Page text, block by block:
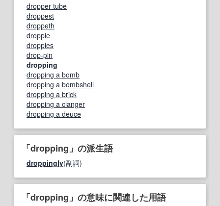
dropper tube
droppest
droppeth
droppie
droppies
drop-pin
dropping
dropping a bomb
dropping a bombshell
dropping a brick
dropping a clanger
dropping a deuce
「dropping」の派生語
droppingly(副詞)
「dropping」の意味に関連した用語